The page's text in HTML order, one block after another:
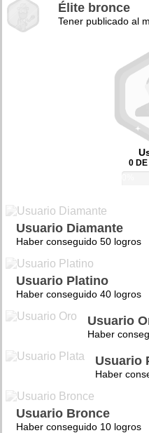
Élite bronce
Tener publicado al
0 DE
Usuario Diamante
Haber conseguido 50 logros
Usuario Platino
Haber conseguido 40 logros
Usuario
Haber
Usuario
Haber
Usuario Bronce
Haber conseguido 10 logros